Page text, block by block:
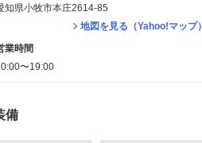
知県小牧市本庄2614-85
地図を見る（Yahoo!マップ）
業時間
〜19:00
備